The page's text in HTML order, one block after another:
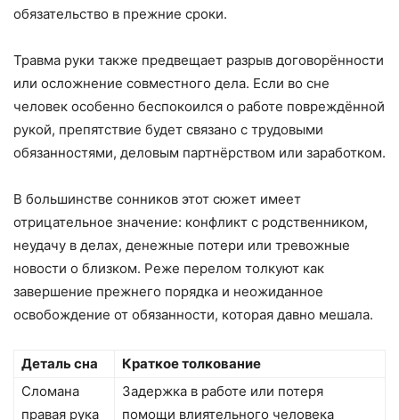
обязательство в прежние сроки.
Травма руки также предвещает разрыв договорённости
или осложнение совместного дела. Если во сне
человек особенно беспокоился о работе повреждённой
рукой, препятствие будет связано с трудовыми
обязанностями, деловым партнёрством или заработком.
В большинстве сонников этот сюжет имеет
отрицательное значение: конфликт с родственником,
неудачу в делах, денежные потери или тревожные
новости о близком. Реже перелом толкуют как
завершение прежнего порядка и неожиданное
освобождение от обязанности, которая давно мешала.
Деталь сна
Краткое толкование
Сломана
правая рука
Задержка в работе или потеря
помощи влиятельного человека